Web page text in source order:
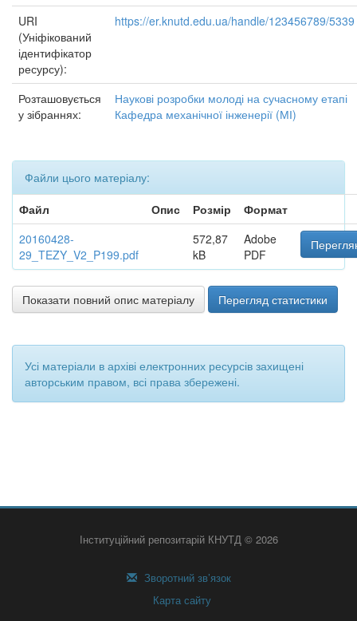
URI
(Уніфікований
ідентифікатор
ресурсу):
https://er.knutd.edu.ua/handle/123456789/5339
Розташовується
у зібраннях:
Наукові розробки молоді на сучасному етапі
Кафедра механічної інженерії (МІ)
Файли цього матеріалу:
Файл
Опис Розмір
Формат
20160428-
29_TEZY_V2_P199.pdf
572,87
kB
Adobe
PDF
Показати повний опис матеріалу Перегляд статистики
Усі матеріали в архіві електронних ресурсів захищені
авторським правом, всі права збережені.
Інституційний репозитарій КНУТД © 2026
Зворотний зв’язок
Карта сайту